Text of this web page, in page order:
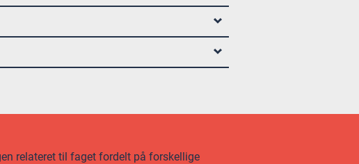
relateret til faget fordelt på forskellige